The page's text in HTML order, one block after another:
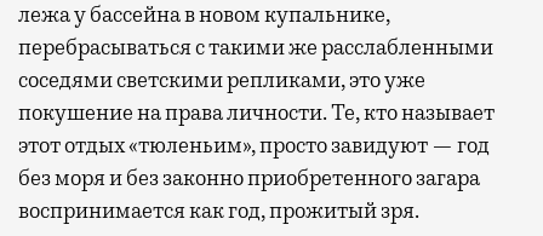
лежа у бассейна в новом купальнике,
перебрасываться с такими же расслабленными
соседями светскими репликами, это уже
покушение на права личности. Те, кто называет
этот отдых «тюленьим», просто завидуют — год
без моря и без законно приобретенного загара
воспринимается как год, прожитый зря.